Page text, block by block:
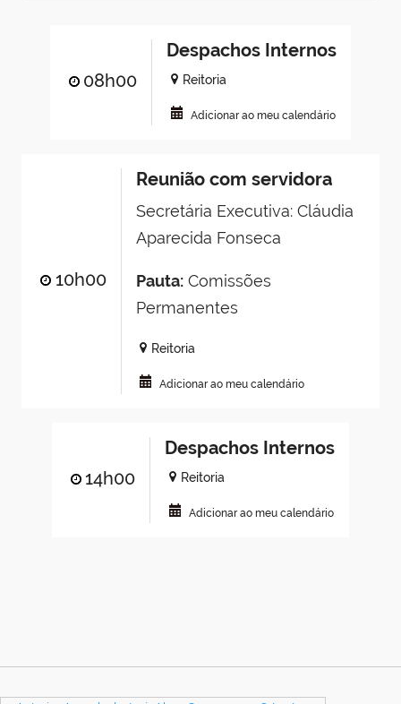
08h00
Despachos Internos
Reitoria
Adicionar ao meu calendário
10h00
Reunião com servidora
Secretária Executiva: Cláudia
Aparecida Fonseca
Pauta:Comissões
Permanentes
Reitoria
Adicionar ao meu calendário
14h00
Despachos Internos
Reitoria
Adicionar ao meu calendário